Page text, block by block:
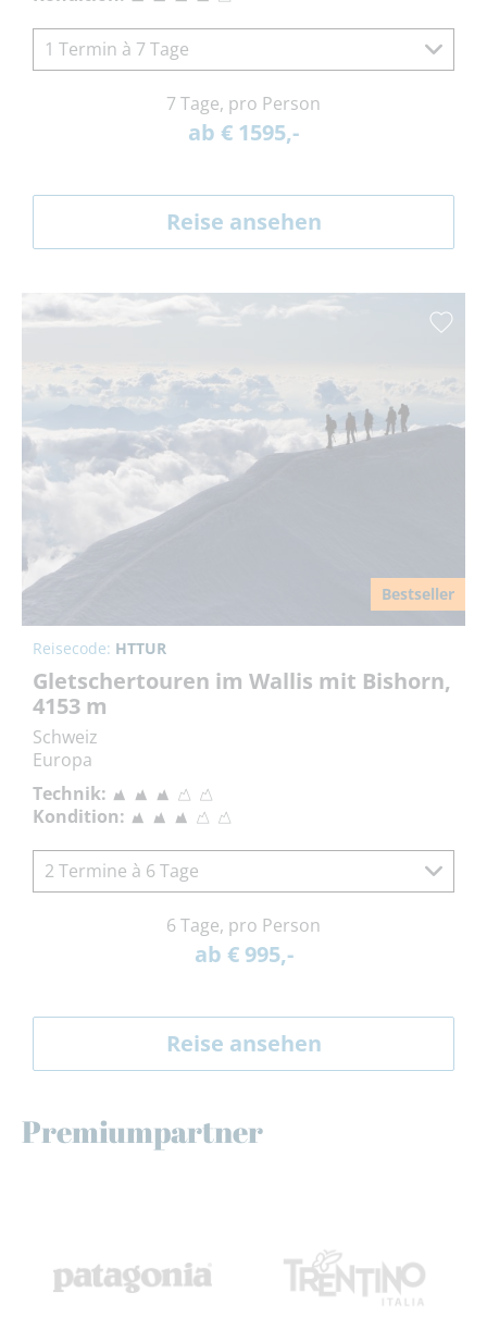
1 Termin à 7 Tage
7 Tage, pro Person
ab € 1595,-
Reise ansehen
Bestseller
Reisecode: HTTUR
Gletschertouren im Wallis mit Bishorn,
4153 m
Schweiz
Europa
Technik:
Kondition:
2 Termine à 6 Tage
6 Tage, pro Person
ab € 995,-
Reise ansehen
Premiumpartner